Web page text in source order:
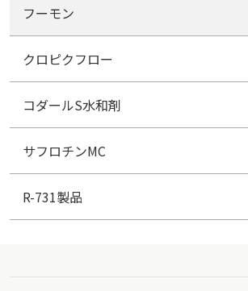
フーモン
クロピクフロー
コダールS水和剤
サフロチンMC
R-731製品